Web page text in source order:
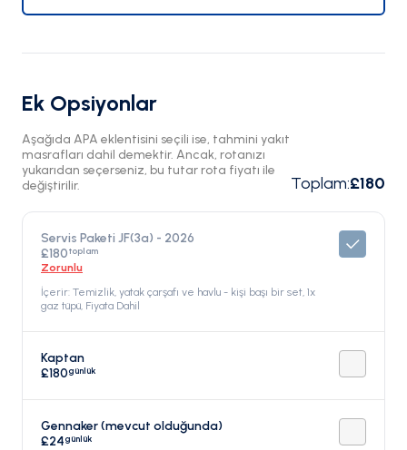
Ek Opsiyonlar
Aşağıda APA eklentisini seçili ise, tahmini yakıt
masrafları dahil demektir. Ancak, rotanızı
yukarıdan seçerseniz, bu tutar rota fiyatı ile
değiştirilir.
Toplam:£180
Servis Paketi JF(3a) - 2026
£180toplam
Zorunlu
İçerir: Temizlik, yatak çarşafı ve havlu - kişi başı bir set, 1x
gaz tüpü, Fiyata Dahil
Kaptan
£180günlük
Gennaker (mevcut olduğunda)
£24günlük